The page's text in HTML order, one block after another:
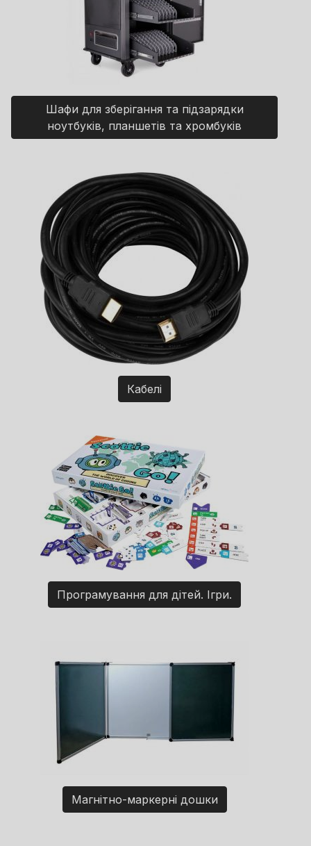
Шафи для зберігання та підзарядки
ноутбуків, планшетів та хромбуків
Кабелі
Програмування для дітей. Ігри.
Магнітно-маркерні дошки